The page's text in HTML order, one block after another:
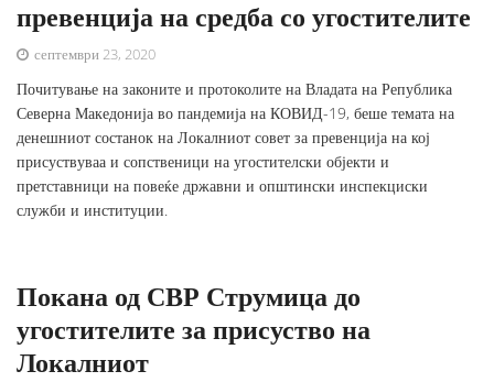
превенција на средба со угостителите
септември 23, 2020
Почитување на законите и протоколите на Владата на Република
Северна Македонија во пандемија на КОВИД-19, беше темата на
денешниот состанок на Локалниот совет за превенција на кој
присуствуваа и сопственици на угостителски објекти и
претставници на повеќе државни и општински инспекциски
служби и институции.
Покана од СВР Струмица до
угостителите за присуство на
Локалниот